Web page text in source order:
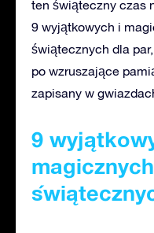
ten świąteczny czas
9 wyjątkowych i
świątecznych dla
po wzruszające
zapisany w
9